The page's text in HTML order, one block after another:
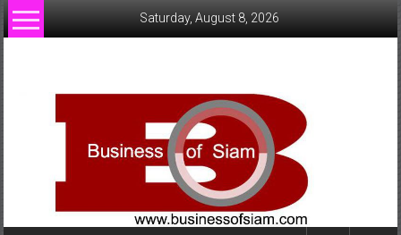
Skip
to
Saturday, August 8, 2026